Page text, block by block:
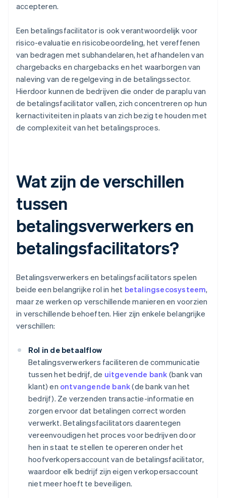
accepteren.
Een betalingsfacilitator is ook verantwoordelijk voor
risico-evaluatie en risicobeoordeling, het vereffenen
van bedragen met subhandelaren, het afhandelen van
chargebacks en chargebacks en het waarborgen van
naleving van de regelgeving in de betalingssector.
Hierdoor kunnen de bedrijven die onder de paraplu van
de betalingsfacilitator vallen, zich concentreren op hun
kernactiviteiten in plaats van zich bezig te houden met
de complexiteit van het betalingsproces.
Wat zijn de verschillen
tussen
betalingsverwerkers en
betalingsfacilitators?
Betalingsverwerkers en betalingsfacilitators spelen
beide een belangrijke rol in het betalingsecosysteem,
maar ze werken op verschillende manieren en voorzien
in verschillende behoeften. Hier zijn enkele belangrijke
verschillen:
Rol in de betaalflow
Betalingsverwerkers faciliteren de communicatie
tussen het bedrijf, de uitgevende bank (bank van
klant) en ontvangende bank(de bank van het
bedrijf). Ze verzenden transactie-informatie en
zorgen ervoor dat betalingen correct worden
verwerkt. Betalingsfacilitators daarentegen
vereenvoudigen het proces voor bedrijven door
hen in staat te stellen te opereren onder het
hoofverkopersaccount van de betalingsfacilitator,
waardoor elk bedrijf zijn eigen verkopersaccount
niet meer hoeft te beveiligen.